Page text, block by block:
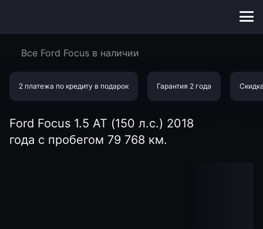
Все Ford Focus в наличии
2 платежа по кредиту в подарок Гарантия 2 года
Ford Focus 1.5 AT (150 л.с.) 2018
года с пробегом 79 768 км.